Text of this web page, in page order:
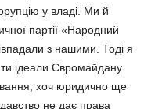
у владі. Ми й
пар­тії «Народний
з наши­ми. Тоді я
ідеали Євро­майдану.
хоч юридич­но ще
не дає права